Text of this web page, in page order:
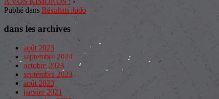
Publié dans Résultats Judo
dans les archives
août 2025
septembre 2024
octobre 2023
septembre 2023
août 2023
janvier 2021